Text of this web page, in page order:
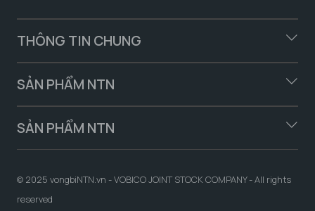
THÔNG TIN CHUNG
SẢN PHẨM NTN
SẢN PHẨM NTN
© 2025 vongbiNTN.vn - VOBICO JOINT STOCK COMPANY - All rights
reserved